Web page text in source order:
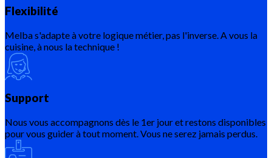
Flexibilité
Melba s'adapte à votre logique métier, pas l'inverse. A vous la
cuisine, à nous la technique !
Support
Nous vous accompagnons dès le 1er jour et restons disponibles
pour vous guider à tout moment. Vous ne serez jamais perdus.